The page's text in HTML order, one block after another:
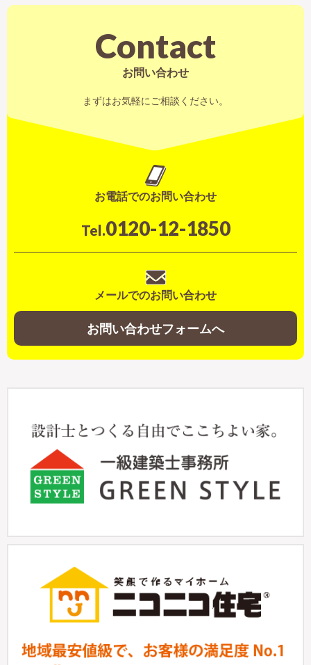
Contact
お問い合わせ
まずはお気軽にご相談ください。
お電話でのお問い合わせ
Tel.0120-12-1850
メールでのお問い合わせ
お問い合わせフォームへ